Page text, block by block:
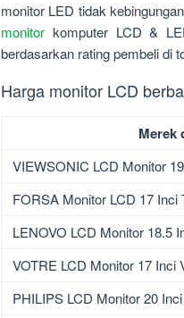
monitor LED tidak
monitor komputer LCD &
berdasarkan rating pembeli di
Harga monitor LCD
Merek
VIEWSONIC LCD Monitor
FORSA Monitor LCD 17 Inci
LENOVO LCD Monitor 18.5
VOTRE LCD Monitor 17 Inci
PHILIPS LCD Monitor 20